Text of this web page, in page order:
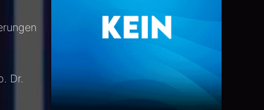
Dr.